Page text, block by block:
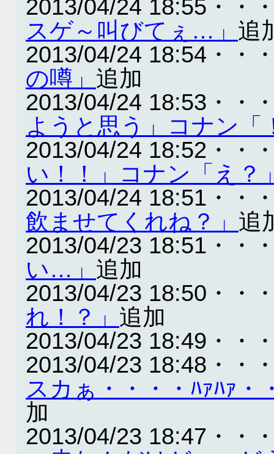
2013/04/24 18:55・・
スゲ～叫びてぇ…」 追
2013/04/24 18:54・・
の噂」 追加
2013/04/24 18:53・・
ようと思う」コナン「
2013/04/24 18:52・・
い！！」コナン「え？
2013/04/24 18:51・・
飲ませてくれね？」 追
2013/04/23 18:51・・
い…」 追加
2013/04/23 18:50・・
れ！？」 追加
2013/04/23 18:49・・
2013/04/23 18:48・・
スカぁ・・・・ﾊｧﾊｧ
加
2013/04/23 18:47・・